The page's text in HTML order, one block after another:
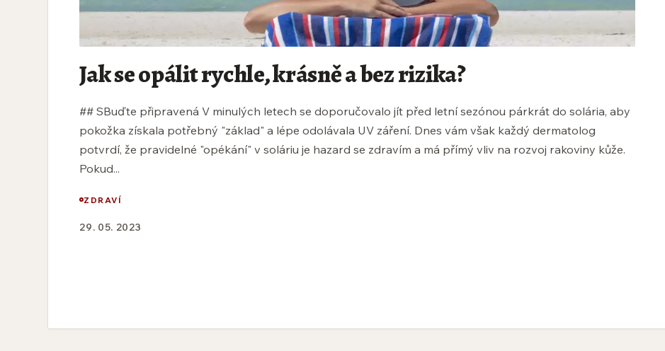
Jak se opálit rychle, krásně a bez rizika?
## SBuďte připravená V minulých letech se doporučovalo jít před letní sezónou párkrát do solária, aby
pokožka získala potřebný "základ" a lépe odolávala UV záření. Dnes vám však každý dermatolog
potvrdí, že pravidelné "opékání" v soláriu je hazard se zdravím a má přímý vliv na rozvoj rakoviny kůže.
Pokud...
ZDRAVÍ
29. 05. 2023